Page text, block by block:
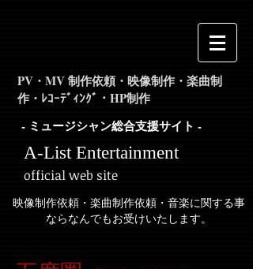
PV・MV 制作依頼・映像制作・楽曲制
作・ﾚｺｰﾃﾞｨﾝｸﾞ・HP制作
- ミュージシャン総合支援サイト -
A-List Entertainment
official web site
映像制作依頼・楽曲制作依頼・音楽に関する事
ならなんでもお受けいたします。